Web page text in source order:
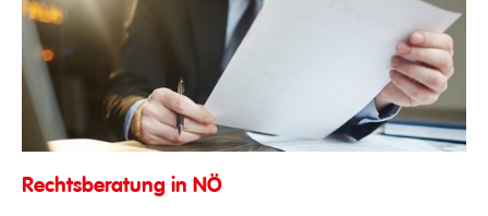
Rechtsberatung in NÖ